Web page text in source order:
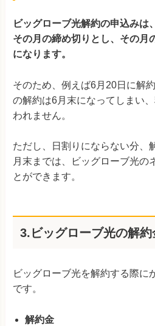
ビッグローブ光解約の申込みは
その月の締め切りとし、その月
になります。
そのため、例えば6月20日に解
の解約は6月末になってしまい
われません。
ただし、日割りにならない分、
月末までは、ビッグローブ光の
とができます。
3.ビッグローブ光の解約
ビッグローブ光を解約する際に
です。
解約金